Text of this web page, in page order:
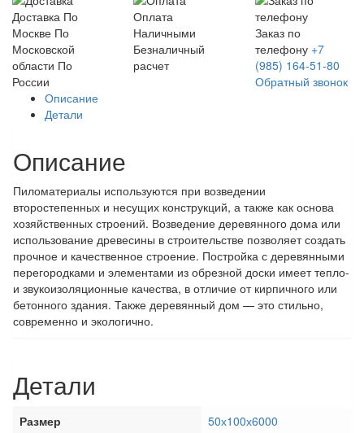
Доставка По
Москве По
Московской
области По
России
Оплата
Наличными
Безналичный
расчет
Заказ по
телефону +7
(985) 164-51-80
Обратный звонок
Описание
Детали
Описание
Пиломатериалы используются при возведении
второстепенных и несущих конструкций, а также как основа
хозяйственных строений. Возведение деревянного дома или
использование древесины в строительстве позволяет создать
прочное и качественное строение. Постройка с деревянными
перегородками и элементами из обрезной доски имеет тепло-
и звукоизоляционные качества, в отличие от кирпичного или
бетонного здания. Также деревянный дом — это стильно,
современно и экологично.
Детали
Размер 50х100х6000